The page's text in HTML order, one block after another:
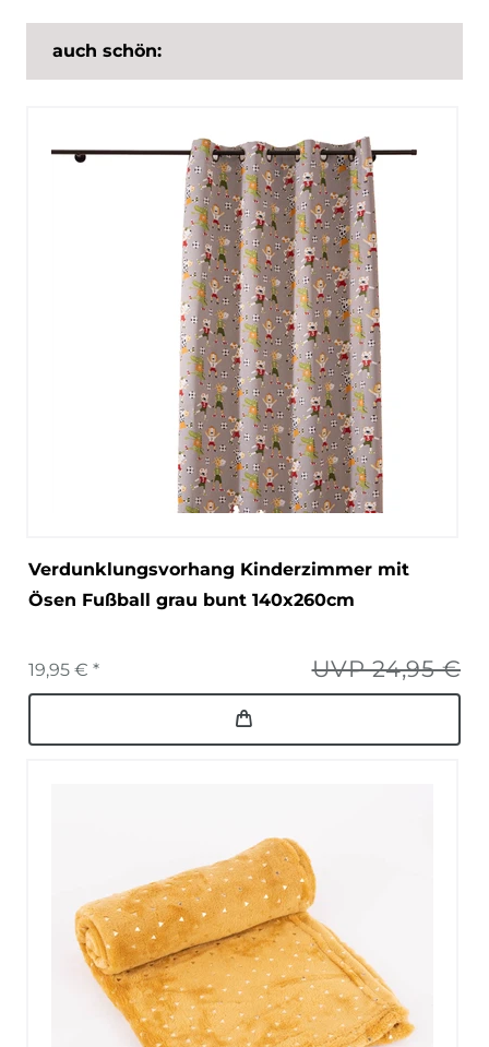
auch schön:
Verdunklungsvorhang Kinderzimmer mit
Ösen Fußball grau bunt 140x260cm
UVP 24,95 €
19,95 € *